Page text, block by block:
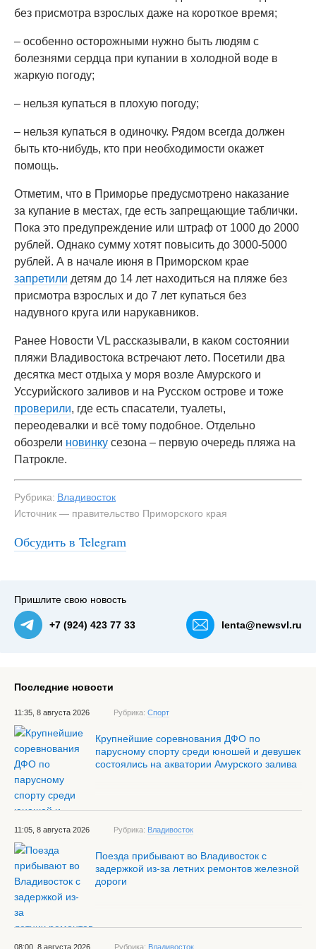
без присмотра взрослых даже на короткое время;
– особенно осторожными нужно быть людям с
болезнями сердца при купании в холодной воде в
жаркую погоду;
– нельзя купаться в плохую погоду;
– нельзя купаться в одиночку. Рядом всегда должен
быть кто-нибудь, кто при необходимости окажет
помощь.
Отметим, что в Приморье предусмотрено наказание
за купание в местах, где есть запрещающие таблички.
Пока это предупреждение или штраф от 1000 до 2000
рублей. Однако сумму хотят повысить до 3000-5000
рублей. А в начале июня в Приморском крае
запретили детям до 14 лет находиться на пляже без
присмотра взрослых и до 7 лет купаться без
надувного круга или нарукавников.
Ранее Новости VL рассказывали, в каком состоянии
пляжи Владивостока встречают лето. Посетили два
десятка мест отдыха у моря возле Амурского и
Уссурийского заливов и на Русском острове и тоже
проверили, где есть спасатели, туалеты,
переодевалки и всё тому подобное. Отдельно
обозрели новинку сезона – первую очередь пляжа на
Патрокле.
Рубрика: Владивосток
Источник — правительство Приморского края
Обсудить в Telegram
Пришлите свою новость
+7 (924) 423 77 33 lenta@newsvl.ru
Последние новости
11:35, 8 августа 2026 Рубрика: Спорт
Крупнейшие соревнования ДФО по
парусному спорту среди юношей и девушек
состоялись на акватории Амурского залива
11:05, 8 августа 2026 Рубрика: Владивосток
Поезда прибывают во Владивосток с
задержкой из-за летних ремонтов железной
дороги
08:00, 8 августа 2026 Рубрика: Владивосток